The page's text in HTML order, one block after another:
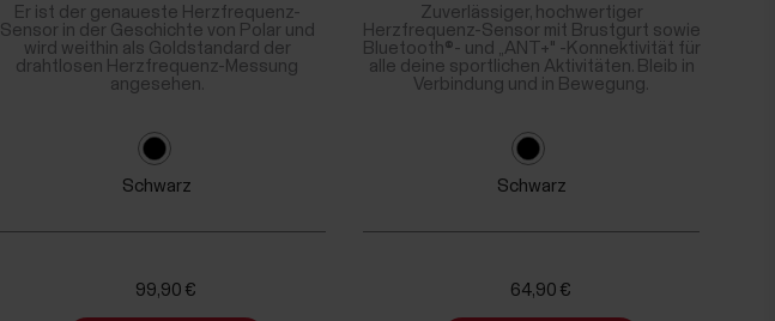
Er ist der genaueste Herzfrequenz-
Sensor in der Geschichte von Polar und
wird weithin als Goldstandard der
drahtlosen Herzfrequenz-Messung
angesehen.
Zuverlässiger, hochwertiger
Herzfrequenz-Sensor mit Brustgurt sowie
Bluetooth®- und „ANT+" -Konnektivität für
alle deine sportlichen Aktivitäten. Bleib in
Verbindung und in Bewegung.
Schwarz Schwarz
99,90 € 64,90 €